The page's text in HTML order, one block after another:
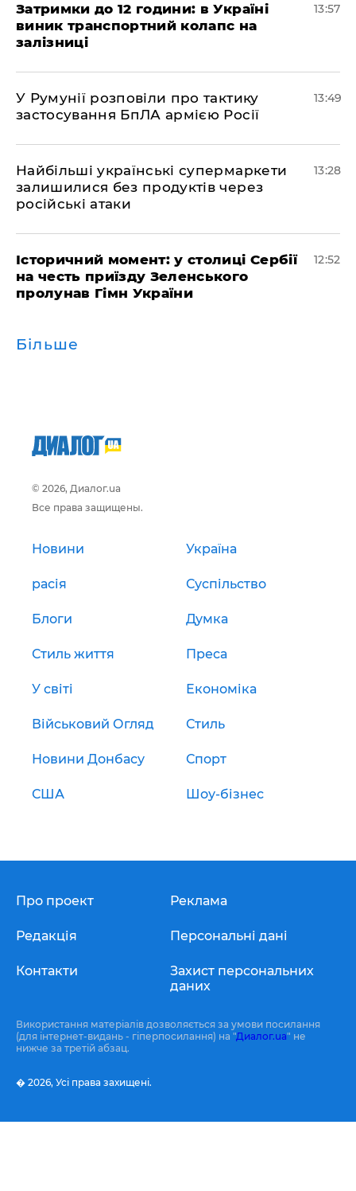
Затримки до 12 години: в Україні
виник транспортний колапс на
залізниці
13:57
У Румунії розповіли про тактику
застосування БпЛА армією Росії
13:49
Найбільші українські супермаркети
залишилися без продуктів через
російські атаки
13:28
Історичний момент: у столиці Сербії
на честь приїзду Зеленського
пролунав Гімн України
12:52
Більше
© 2026, Диалог.ua
Все права защищены.
Новини Україна
расія Суспільство
Блоги Думка
Стиль життя Преса
У світі Економіка
Військовий Огляд Стиль
Новини Донбасу Спорт
США Шоу-бізнес
Про проект
Редакція
Контакти
Реклама
Персональні дані
Захист персональних
даних
Використання матеріалів дозволяється за умови посилання
(для інтернет-видань - гіперпосилання) на "Диалог.ua" не
нижче за третій абзац.
� 2026, Усі права захищені.